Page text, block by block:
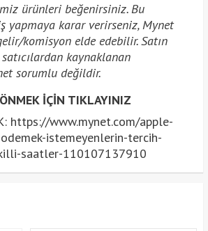
ürünleri beğenirsiniz. Bu
yapmaya karar verirseniz, Mynet
komisyon elde edebilir. Satın
kaynaklanan
sorumlu değildir.
İÇİN TIKLAYINIZ
https://www.mynet.com/apple-
istemeyenlerin-tercih-
saatler-110107137910